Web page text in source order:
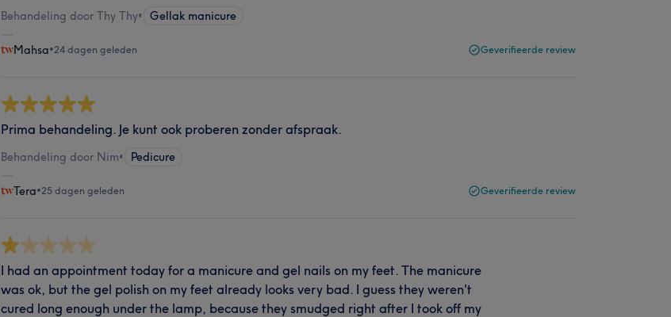
Behandeling door Thy Thy• Gellak manicure
Mahsa•24 dagen geleden Geverifieerde review
Prima behandeling. Je kunt ook proberen zonder afspraak.
Behandeling door Nim• Pedicure
Tera•25 dagen geleden Geverifieerde review
I had an appointment today for a manicure and gel nails on my feet. The manicure
was ok, but the gel polish on my feet already looks very bad. I guess they weren't
cured long enough under the lamp, because they smudged right after I took off my